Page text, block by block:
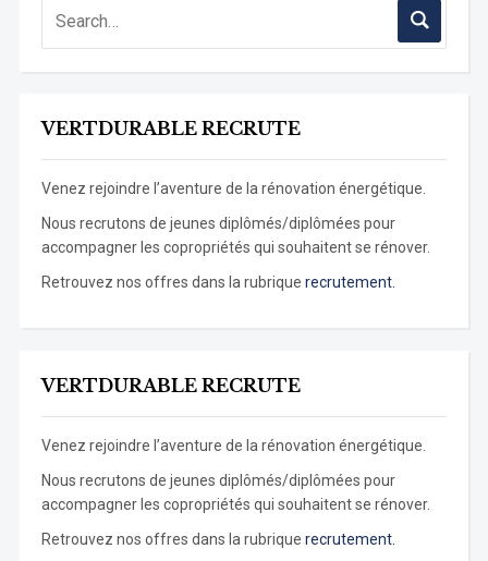
VERTDURABLE RECRUTE
Venez rejoindre l’aventure de la rénovation énergétique.
Nous recrutons de jeunes diplômés/diplômées pour
accompagner les copropriétés qui souhaitent se rénover.
Retrouvez nos offres dans la rubrique recrutement.
VERTDURABLE RECRUTE
Venez rejoindre l’aventure de la rénovation énergétique.
Nous recrutons de jeunes diplômés/diplômées pour
accompagner les copropriétés qui souhaitent se rénover.
Retrouvez nos offres dans la rubrique recrutement.